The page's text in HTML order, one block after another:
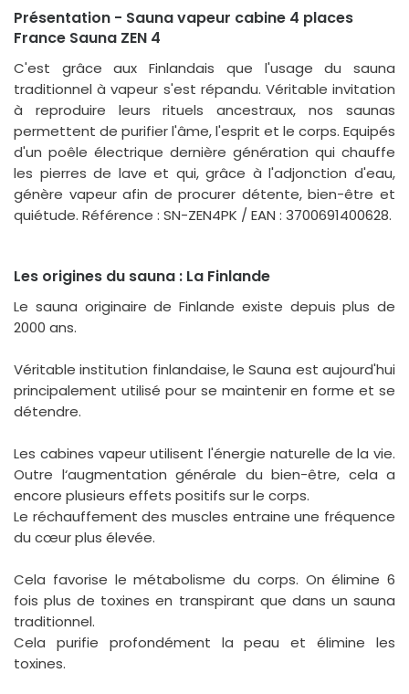
Présentation - Sauna vapeur cabine 4 places
France Sauna ZEN 4
C'est grâce aux Finlandais que l'usage du sauna
traditionnel à vapeur s'est répandu. Véritable invitation
à reproduire leurs rituels ancestraux, nos saunas
permettent de purifier l'âme, l'esprit et le corps. Equipés
d'un poêle électrique dernière génération qui chauffe
les pierres de lave et qui, grâce à l'adjonction d'eau,
génère vapeur afin de procurer détente, bien-être et
quiétude. Référence : SN-ZEN4PK / EAN : 3700691400628.
Les origines du sauna : La Finlande
Le sauna originaire de Finlande existe depuis plus de
2000 ans.
Véritable institution finlandaise, le Sauna est aujourd'hui
principalement utilisé pour se maintenir en forme et se
détendre.
Les cabines vapeur utilisent l'énergie naturelle de la vie.
Outre l‘augmentation générale du bien-être, cela a
encore plusieurs effets positifs sur le corps.
Le réchauffement des muscles entraine une fréquence
du cœur plus élevée.
Cela favorise le métabolisme du corps. On élimine 6
fois plus de toxines en transpirant que dans un sauna
traditionnel.
Cela purifie profondément la peau et élimine les
toxines.